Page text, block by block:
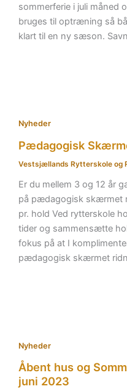
sommerferie i juli måned
bruges til optræning så
klart til en ny sæson.
Nyheder
Pædagogisk
Vestsjællands Rytterskole og
Er du mellem 3 og 12 år
på pædagogisk skærmet
pr. hold Ved rytterskole
tider og sammensætte
fokus på at I
pædagogisk skærmet
Nyheder
Åbent hus og
juni 2023